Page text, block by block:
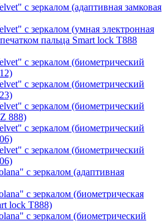
с зеркалом (адаптивная замковая
с зеркалом (умная электронная
пальца Smart lock T888
с зеркалом (биометрический
с зеркалом (биометрический
с зеркалом (биометрический
888)
с зеркалом (биометрический
с зеркалом (биометрический
с зеркалом (адаптивная
с зеркалом (биометрическая
lock T888)
с зеркалом (биометрический